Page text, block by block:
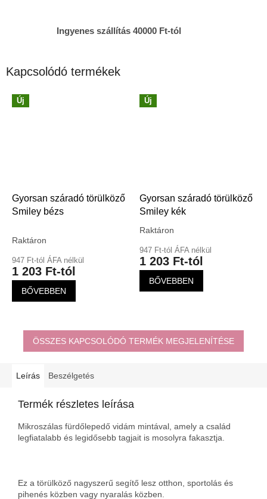
Ingyenes szállítás 40000 Ft-tól
Kapcsolódó termékek
Új
Gyorsan száradó törülköző
Smiley bézs
Raktáron
947 Ft-tól ÁFA nélkül
1 203 Ft-tól
BŐVEBBEN
Új
Gyorsan száradó törülköző
Smiley kék
A
átlagos
értékelése
Raktáron
947 Ft-tól ÁFA nélkül
1 203 Ft-tól
BŐVEBBEN
ÖSSZES KAPCSOLÓDÓ TERMÉK MEGJELENÍTÉSE
Leírás Beszélgetés
Termék részletes leírása
Mikroszálas fürdőlepedő vidám mintával, amely a család
legfiatalabb és legidősebb tagjait is mosolyra fakasztja.
Ez a törülköző nagyszerű segítő lesz otthon, sportolás és
pihenés közben vagy nyaralás közben.